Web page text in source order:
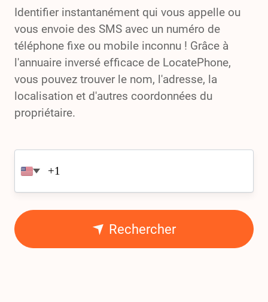
Identifier instantanément qui vous appelle ou
vous envoie des SMS avec un numéro de
téléphone fixe ou mobile inconnu ! Grâce à
l'annuaire inversé efficace de LocatePhone,
vous pouvez trouver le nom, l'adresse, la
localisation et d'autres coordonnées du
propriétaire.
Rechercher